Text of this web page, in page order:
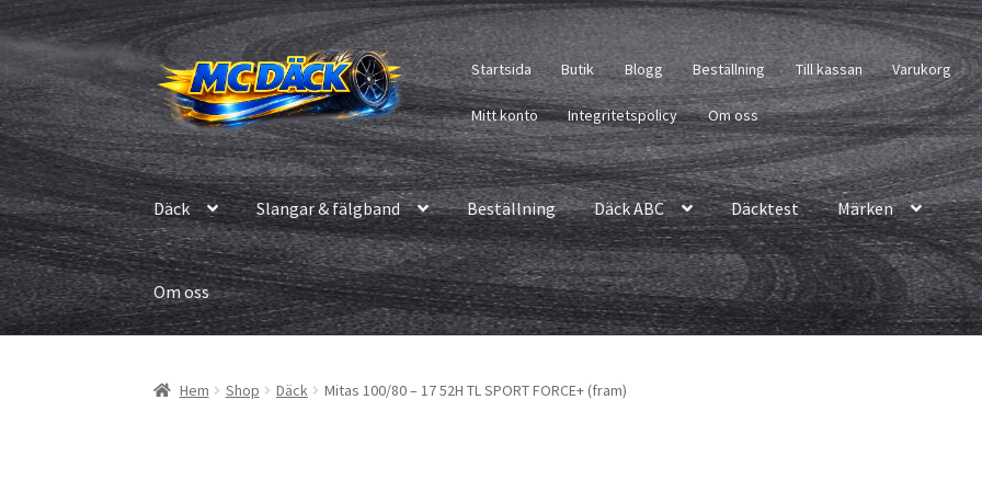
Hoppa
till
navigering
Hoppa
till
innehåll
Startsida Butik Blogg Beställning Till kassan Varukorg
Mitt konto Integritetspolicy Om oss
Däck Slangar & fälgband Beställning Däck ABC Däcktest Märken
Om oss
Hem Shop Däck Mitas 100/80 – 17 52H TL SPORT FORCE+ (fram)